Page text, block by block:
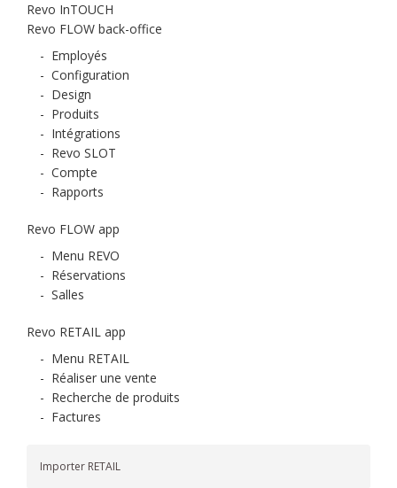
Revo InTOUCH
Revo FLOW back-office
- Employés
- Configuration
- Design
- Produits
- Intégrations
- Revo SLOT
- Compte
- Rapports
Revo FLOW app
- Menu REVO
- Réservations
- Salles
Revo RETAIL app
- Menu RETAIL
- Réaliser une vente
- Recherche de produits
- Factures
Importer RETAIL